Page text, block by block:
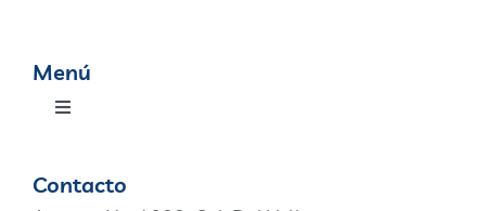
Menú
Toggle
Contacto